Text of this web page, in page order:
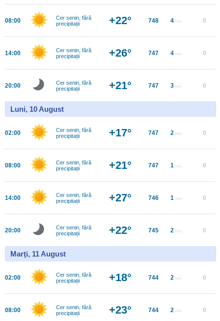
08:00
Cer senin, fără
precipitații
+22° 748 4 m/s 0
14:00
Cer senin, fără
precipitații
+26° 747 4 m/s 0
20:00
Cer senin, fără
precipitații
+21° 747 3 m/s 0
Luni, 10 August
02:00
Cer senin, fără
precipitații
+17° 747 2 m/s 0
08:00
Cer senin, fără
precipitații
+21° 747 1 m/s 0
14:00
Cer senin, fără
precipitații
+27° 746 1 m/s 0
20:00
Cer senin, fără
precipitații
+22° 745 2 m/s 0
Marţi, 11 August
02:00
Cer senin, fără
precipitații
+18° 744 2 m/s 0
08:00
Cer senin, fără
precipitații
+23° 744 2 m/s 0